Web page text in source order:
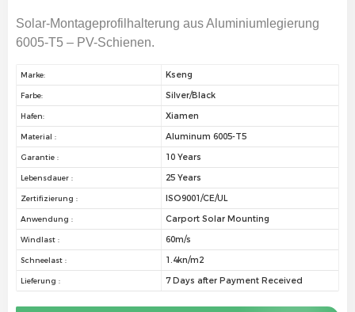
Solar-Montageprofilhalterung aus Aluminiumlegierung
6005-T5 – PV-Schienen.
Marke: Kseng
Farbe: Silver/Black
Hafen: Xiamen
Material : Aluminum 6005-T5
Garantie : 10 Years
Lebensdauer : 25 Years
Zertifizierung : ISO9001/CE/UL
Anwendung : Carport Solar Mounting
Windlast : 60m/s
Schneelast : 1.4kn/m2
Lieferung : 7 Days after Payment Received